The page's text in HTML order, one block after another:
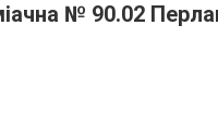
№ 90.02